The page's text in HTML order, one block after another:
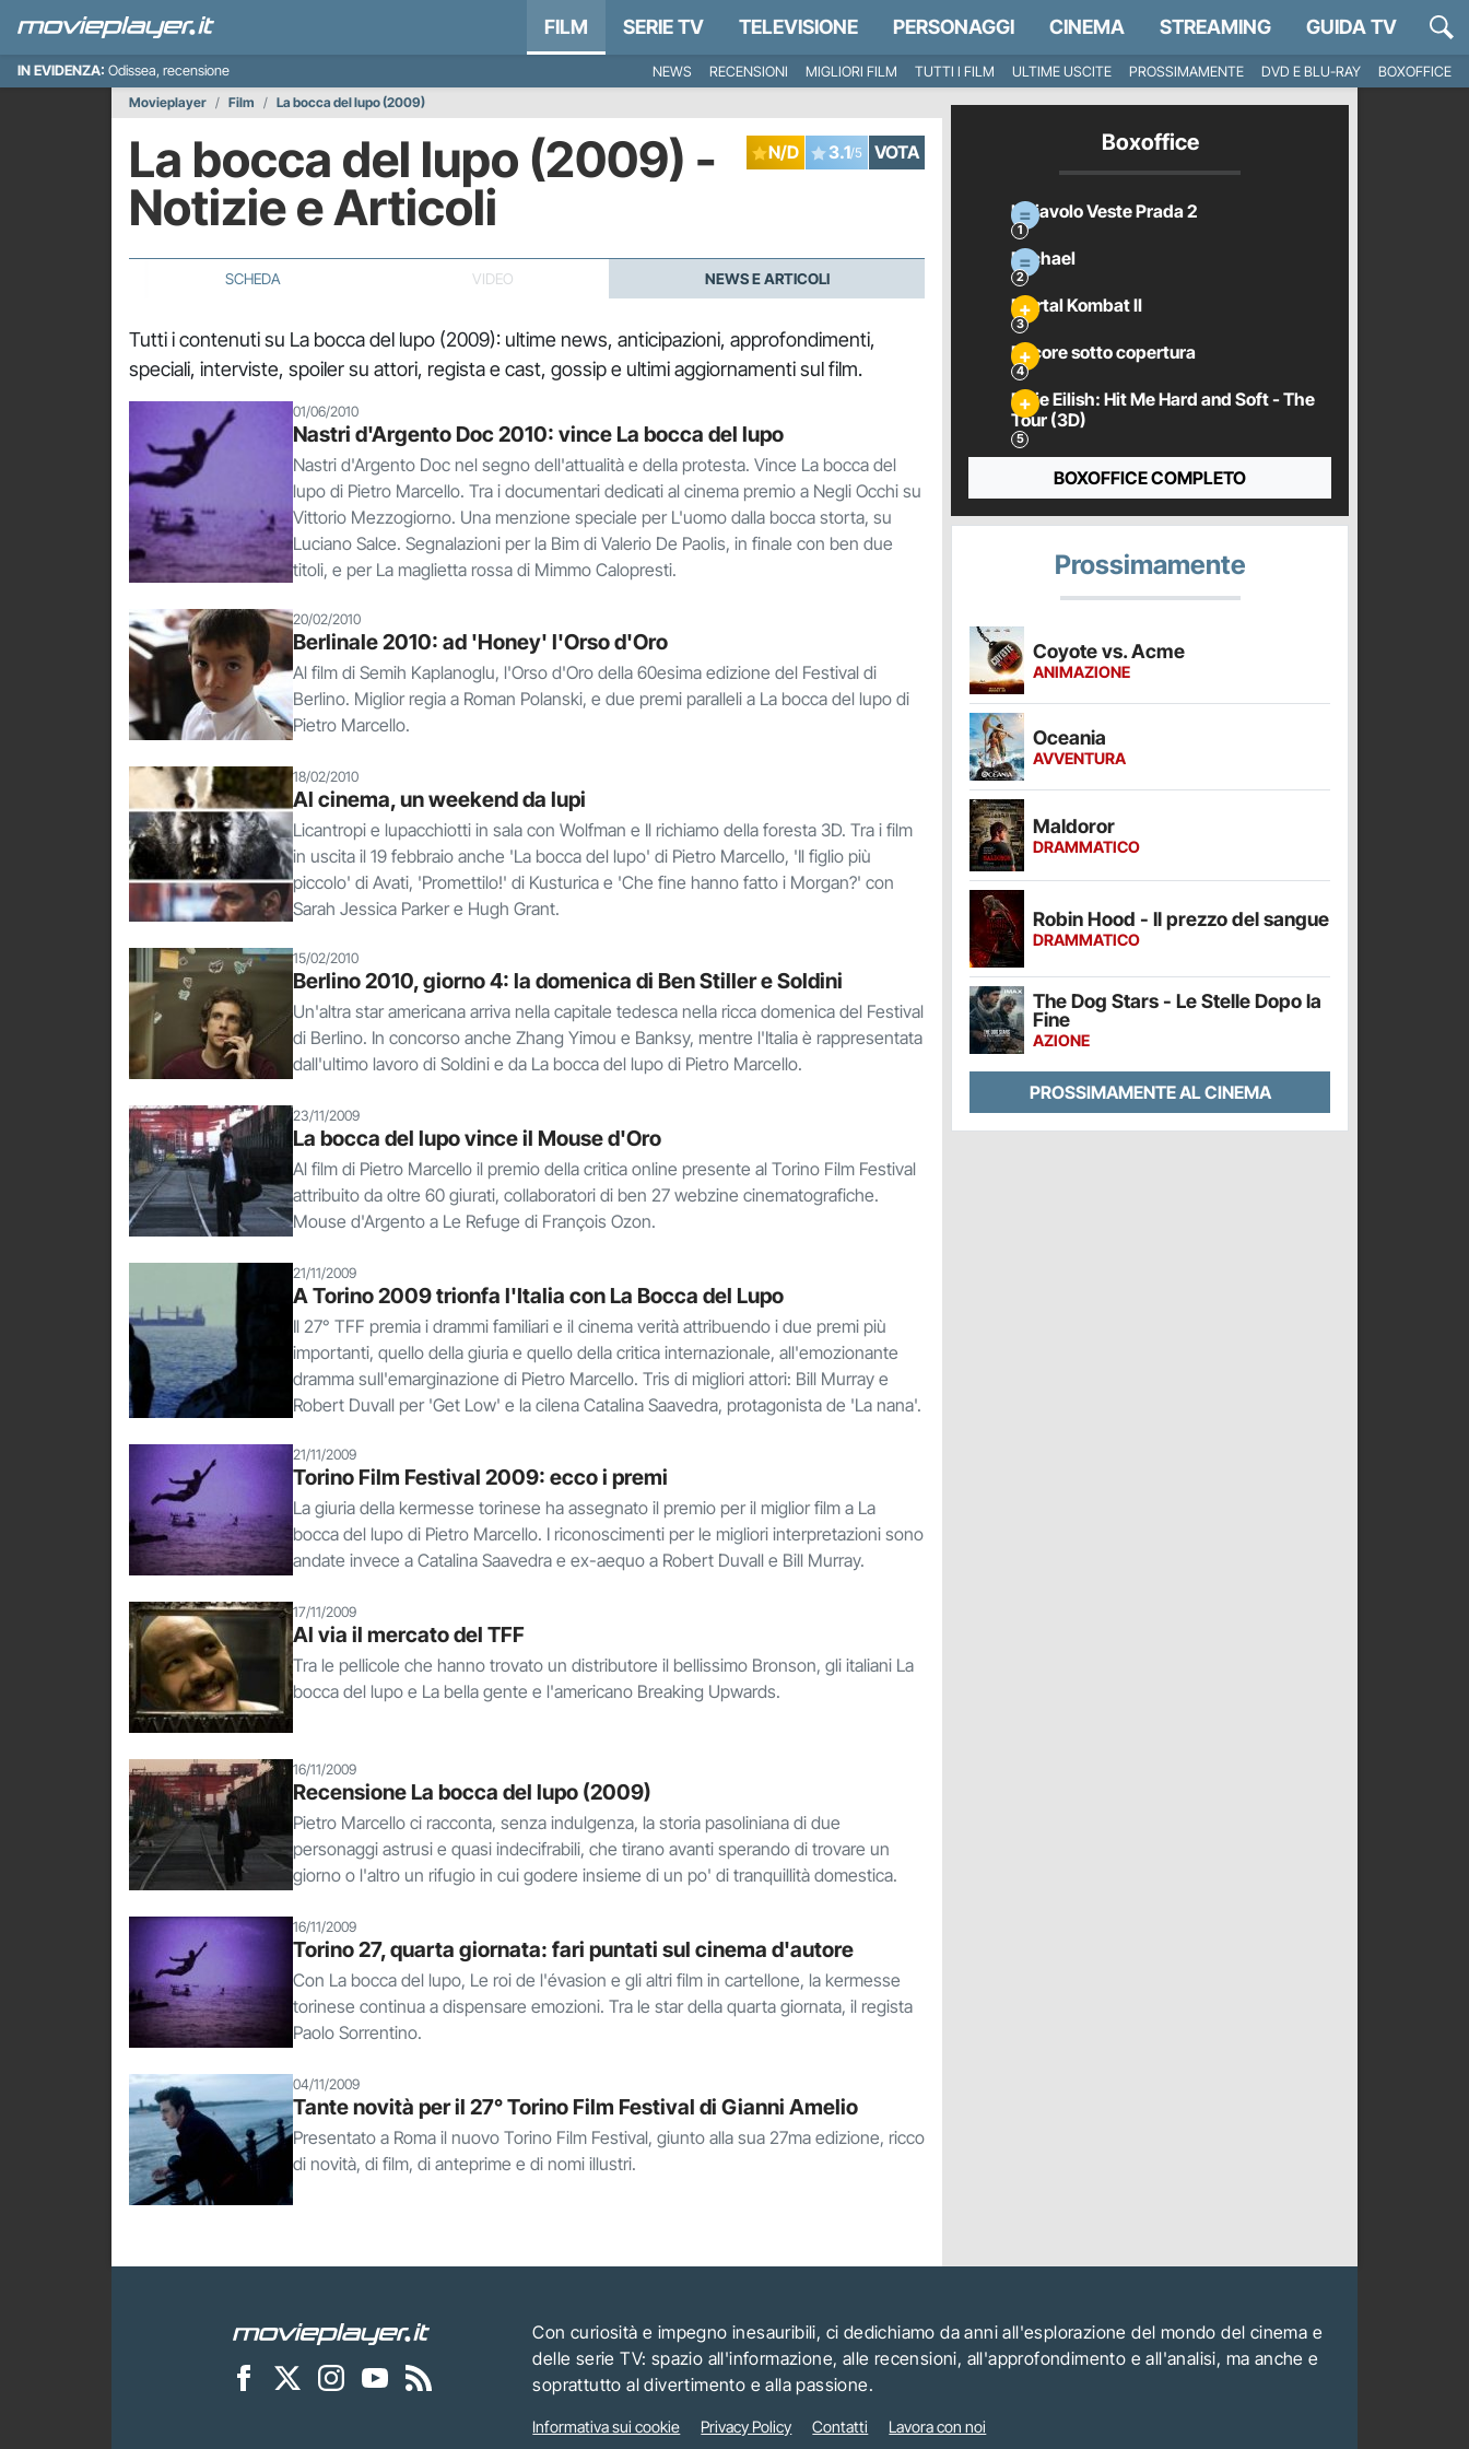
FILM SERIE TV TELEVISIONE PERSONAGGI CINEMA STREAMING GUIDA TV
IN EVIDENZA: Odissea, recensione NEWS RECENSIONI MIGLIORI FILM TUTTI I FILM ULTIME USCITE PROSSIMAMENTE DVD E BLU-RAY
BOXOFFICE
Movieplayer
Film La bocca del lupo (2009)
La bocca del lupo (2009) -
Notizie e Articoli
N/D 3.1/5 VOTA
SCHEDA VIDEO NEWS E ARTICOLI
Tutti i contenuti su La bocca del lupo (2009): ultime news, anticipazioni, approfondimenti,
speciali, interviste, spoiler su attori, regista e cast, gossip e ultimi aggiornamenti sul film.
01/06/2010
Nastri d'Argento Doc 2010: vince La bocca del lupo
Nastri d'Argento Doc nel segno dell'attualità e della protesta. Vince La bocca del
lupo di Pietro Marcello. Tra i documentari dedicati al cinema premio a Negli Occhi su
Vittorio Mezzogiorno. Una menzione speciale per L'uomo dalla bocca storta, su
Luciano Salce. Segnalazioni per la Bim di Valerio De Paolis, in finale con ben due
titoli, e per La maglietta rossa di Mimmo Calopresti.
20/02/2010
Berlinale 2010: ad 'Honey' l'Orso d'Oro
Al film di Semih Kaplanoglu, l'Orso d'Oro della 60esima edizione del Festival di
Berlino. Miglior regia a Roman Polanski, e due premi paralleli a La bocca del lupo di
Pietro Marcello.
18/02/2010
Al cinema, un weekend da lupi
Licantropi e lupacchiotti in sala con Wolfman e Il richiamo della foresta 3D. Tra i film
in uscita il 19 febbraio anche 'La bocca del lupo' di Pietro Marcello, 'Il figlio più
piccolo' di Avati, 'Promettilo!' di Kusturica e 'Che fine hanno fatto i Morgan?' con
Sarah Jessica Parker e Hugh Grant.
15/02/2010
Berlino 2010, giorno 4: la domenica di Ben Stiller e Soldini
Un'altra star americana arriva nella capitale tedesca nella ricca domenica del Festival
di Berlino. In concorso anche Zhang Yimou e Banksy, mentre l'Italia è rappresentata
dall'ultimo lavoro di Soldini e da La bocca del lupo di Pietro Marcello.
23/11/2009
La bocca del lupo vince il Mouse d'Oro
Al film di Pietro Marcello il premio della critica online presente al Torino Film Festival
attribuito da oltre 60 giurati, collaboratori di ben 27 webzine cinematografiche.
Mouse d'Argento a Le Refuge di François Ozon.
21/11/2009
A Torino 2009 trionfa l'Italia con La Bocca del Lupo
Il 27° TFF premia i drammi familiari e il cinema verità attribuendo i due premi più
importanti, quello della giuria e quello della critica internazionale, all'emozionante
dramma sull'emarginazione di Pietro Marcello. Tris di migliori attori: Bill Murray e
Robert Duvall per 'Get Low' e la cilena Catalina Saavedra, protagonista de 'La nana'.
21/11/2009
Torino Film Festival 2009: ecco i premi
La giuria della kermesse torinese ha assegnato il premio per il miglior film a La
bocca del lupo di Pietro Marcello. I riconoscimenti per le migliori interpretazioni sono
andate invece a Catalina Saavedra e ex-aequo a Robert Duvall e Bill Murray.
17/11/2009
Al via il mercato del TFF
Tra le pellicole che hanno trovato un distributore il bellissimo Bronson, gli italiani La
bocca del lupo e La bella gente e l'americano Breaking Upwards.
16/11/2009
Recensione La bocca del lupo (2009)
Pietro Marcello ci racconta, senza indulgenza, la storia pasoliniana di due
personaggi astrusi e quasi indecifrabili, che tirano avanti sperando di trovare un
giorno o l'altro un rifugio in cui godere insieme di un po' di tranquillità domestica.
16/11/2009
Torino 27, quarta giornata: fari puntati sul cinema d'autore
Con La bocca del lupo, Le roi de l'évasion e gli altri film in cartellone, la kermesse
torinese continua a dispensare emozioni. Tra le star della quarta giornata, il regista
Paolo Sorrentino.
04/11/2009
Tante novità per il 27° Torino Film Festival di Gianni Amelio
Presentato a Roma il nuovo Torino Film Festival, giunto alla sua 27ma edizione, ricco
di novità, di film, di anteprime e di nomi illustri.
Boxoffice
Il Diavolo Veste Prada 2
Michael
Mortal Kombat II
Pecore sotto copertura
Billie Eilish: Hit Me Hard and Soft - The
Tour (3D)
BOXOFFICE COMPLETO
Prossimamente
Coyote vs. Acme
ANIMAZIONE
Oceania
AVVENTURA
Maldoror
DRAMMATICO
Robin Hood - Il prezzo del sangue
DRAMMATICO
The Dog Stars - Le Stelle Dopo la
Fine
AZIONE
PROSSIMAMENTE AL CINEMA
Con curiosità e impegno inesauribili, ci dedichiamo da anni all'esplorazione del mondo del cinema e
delle serie TV: spazio all'informazione, alle recensioni, all'approfondimento e all'analisi, ma anche e
soprattutto al divertimento e alla passione.
Informativa sui cookie Privacy Policy Contatti Lavora con noi